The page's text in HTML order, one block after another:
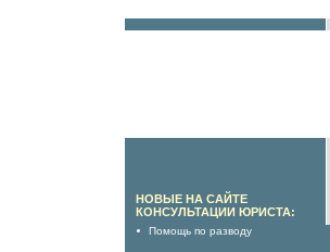
НОВЫЕ НА САЙТЕ
КОНСУЛЬТАЦИИ ЮРИСТА:
Помощь по разводу